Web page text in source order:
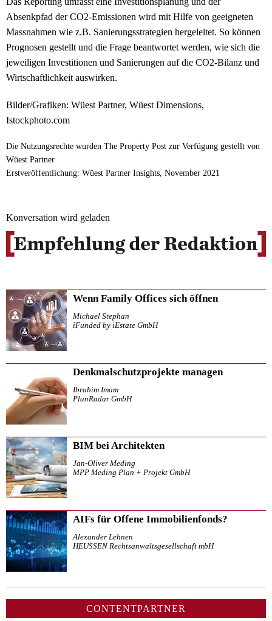
Absenkpfad der CO2-Emissionen wird mit Hilfe von geeigneten
Massnahmen wie z.B. Sanierungsstrategien hergeleitet. So können
Prognosen gestellt und die Frage beantwortet werden, wie sich die
jeweiligen Investitionen und Sanierungen auf die CO2-Bilanz und
Wirtschaftlichkeit auswirken.
Bilder/Grafiken: Wüest Partner, Wüest Dimensions,
Istockphoto.com
Die Nutzungsrechte wurden The Property Post zur Verfügung gestellt von
Wüest Partner
Erstveröffentlichung: Wüest Partner Insights, November 2021
Konversation wird geladen
Wenn Family Offices sich öffnen
Michael Stephan
iFunded by iEstate GmbH
Denkmalschutzprojekte managen
Ibrahim Imam
PlanRadar GmbH
BIM bei Architekten
Jan-Oliver Meding
MPP Meding Plan + Projekt GmbH
AIFs für Offene Immobilienfonds?
Alexander Lehnen
HEUSSEN Rechtsanwaltsgesellschaft mbH
CONTENTPARTNER